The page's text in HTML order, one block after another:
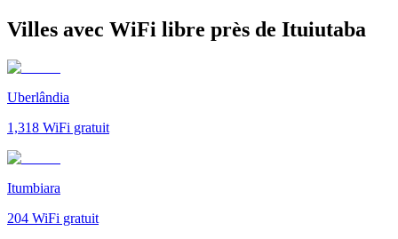
Villes avec WiFi libre près de Ituiutaba
Uberlândia
1,318 WiFi gratuit
Itumbiara
204 WiFi gratuit